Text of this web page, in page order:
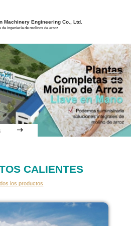
Machinery Engineering Co., Ltd.
de ingeniería de molinos de arroz
CALIENTES
los productos